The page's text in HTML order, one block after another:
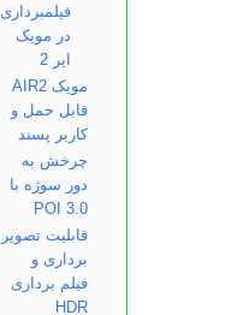
فیلمبرداری
در مویک
ایر 2
مویک AIR2
قابل حمل و
کاربر پسند
چرخش به
دور سوژه با
POI 3.0
قابلیت تصویر
برداری و
فیلم برداری
HDR